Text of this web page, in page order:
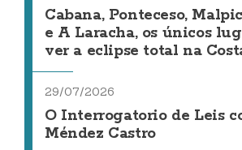
Cabana, Ponteceso,
e A Laracha, os únicos
ver a eclipse total na
29/07/2026
O Interrogatorio de Leis
Méndez Castro